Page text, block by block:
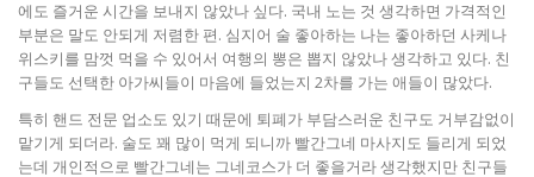
에도 즐거운 시간을 보내지 않았나 싶다. 국내 노는 것 생각하면 가격적인
부분은 말도 안되게 저렴한 편. 심지어 술 좋아하는 나는 좋아하던 사케나
위스키를 맘껏 먹을 수 있어서 여행의 뽕은 뽑지 않았나 생각하고 있다. 친
구들도 선택한 아가씨들이 마음에 들었는지 2차를 가는 애들이 많았다.
특히 핸드 전문 업소도 있기 때문에 퇴폐가 부담스러운 친구도 거부감없이
맡기게 되더라. 술도 꽤 많이 먹게 되니까 빨간그네 마사지도 들리게 되었
는데 개인적으로 빨간그네는 그네코스가 더 좋을거라 생각했지만 친구들